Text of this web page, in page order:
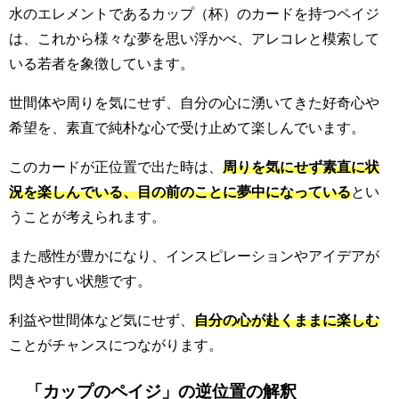
水のエレメントであるカップ（杯）のカードを持つペイジ
は、これから様々な夢を思い浮かべ、アレコレと模索して
いる若者を象徴しています。
世間体や周りを気にせず、自分の心に湧いてきた好奇心や
希望を、素直で純朴な心で受け止めて楽しんでいます。
このカードが正位置で出た時は、 周りを気にせず素直に状
況を楽しんでいる、目の前のことに夢中になっているとい
うことが考えられます。
また感性が豊かになり、インスピレーションやアイデアが
閃きやすい状態です。
利益や世間体など気にせず、 自分の心が赴くままに楽しむ
ことがチャンスにつながります。
「カップのペイジ」の逆位置の解釈